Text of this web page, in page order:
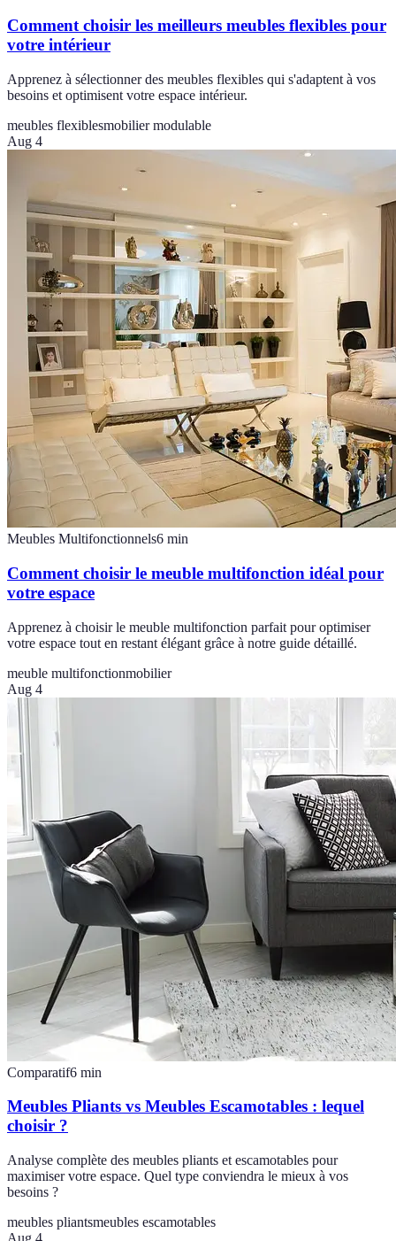
Comment choisir les meilleurs meubles flexibles pour
votre intérieur
Apprenez à sélectionner des meubles flexibles qui s'adaptent à vos
besoins et optimisent votre espace intérieur.
meubles flexiblesmobilier modulable
Aug 4
Meubles Multifonctionnels6 min
Comment choisir le meuble multifonction idéal pour
votre espace
Apprenez à choisir le meuble multifonction parfait pour optimiser
votre espace tout en restant élégant grâce à notre guide détaillé.
meuble multifonctionmobilier
Aug 4
Comparatif6 min
Meubles Pliants vs Meubles Escamotables : lequel
choisir ?
Analyse complète des meubles pliants et escamotables pour
maximiser votre espace. Quel type conviendra le mieux à vos
besoins ?
meubles pliantsmeubles escamotables
Aug 4